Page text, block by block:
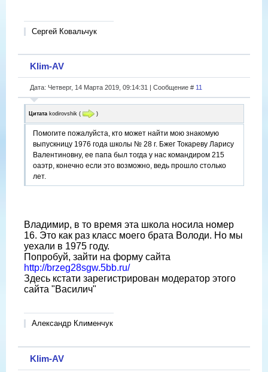
Сергей Ковальчук
Klim-AV
Дата: Четверг, 14 Марта 2019, 09:14:31 | Сообщение # 11
Цитата kodirovshik ( )
Помогите пожалуйста, кто может найти мою знакомую
выпускницу 1976 года школы № 28 г. Бжег Токареву Ларису
Валентиновну, ее папа был тогда у нас командиром 215
оаэтр, конечно если это возможно, ведь прошло столько
лет.
Владимир, в то время эта школа носила номер
16. Это как раз класс моего брата Володи. Но мы
уехали в 1975 году.
Попробуй, зайти на форму сайта
http://brzeg28sgw.5bb.ru/
Здесь кстати зарегистрирован модератор этого
сайта "Василич"
Александр Клименчук
Klim-AV